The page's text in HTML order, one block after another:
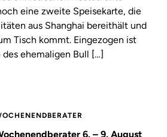
eine zweite Speisekarte, die
aus Shanghai bereithält und
Tisch kommt. Eingezogen ist
ehemaligen Bull […]
6. – 9. August